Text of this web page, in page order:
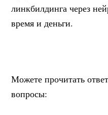
линкбилдинга через
время и деньги.
Можете прочитать
вопросы: